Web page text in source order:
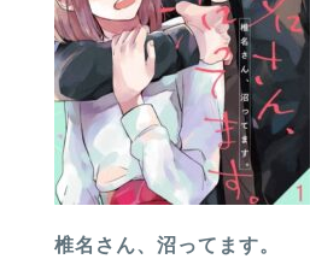
椎名さん、沼ってます。